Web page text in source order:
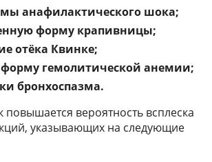
анафилактического шока;
форму крапивницы;
отёка Квинке;
гемолитической анемии;
бронхоспазма.
повышается вероятность всплеска
указывающих на следующие